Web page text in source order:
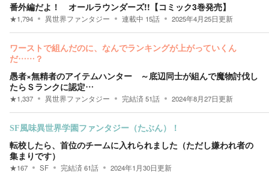
番外編だよ！ オールラウンダーズ!!【コミック3巻発売】
★1,794 異世界ファンタジー 連載中 15話 2025年4月25日更新
ワーストで組んだのに、なんでランキングが上がっていくん
だ……？
愚者×無精者のアイテムハンター ～底辺同士が組んで魔物討伐し
たらＳランクに認定…
★1,337 異世界ファンタジー 完結済51話 2024年8月27日更新
SF風味異世界学園ファンタジー（たぶん）！
転校したら、首位のチームに入れられました（ただし嫌われ者の
集まりです）
★167 SF 完結済61話 2024年1月30日更新